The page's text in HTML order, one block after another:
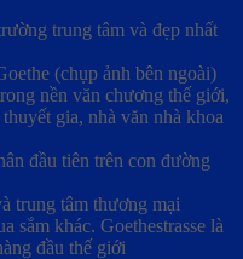
trung tâm và đẹp nhất
(chụp ảnh bên ngoài)
nền văn chương thế giới,
gia, nhà văn nhà khoa
đầu tiên trên con đường
trung tâm thương mại
sắm khác. Goethestrasse là
đầu thế giới